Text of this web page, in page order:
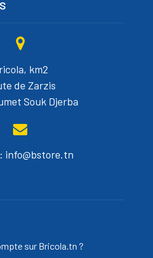
km2
de Zarzis
Souk Djerba
info@bstore.tn
sur Bricola.tn ?